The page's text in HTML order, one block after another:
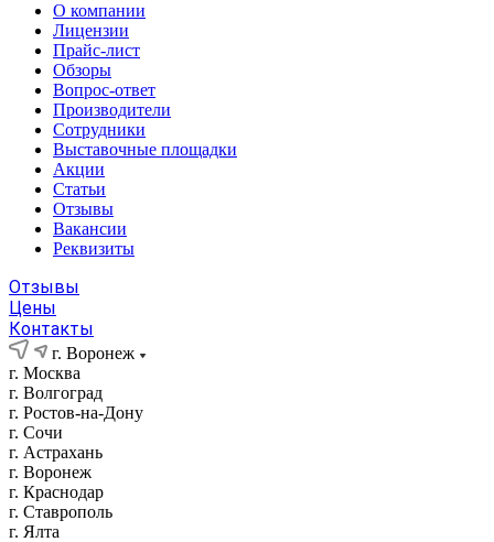
О компании
Лицензии
Прайс-лист
Обзоры
Вопрос-ответ
Производители
Сотрудники
Выставочные площадки
Акции
Статьи
Отзывы
Вакансии
Реквизиты
Отзывы
Цены
Контакты
г. Воронеж
г. Москва
г. Волгоград
г. Ростов-на-Дону
г. Сочи
г. Астрахань
г. Воронеж
г. Краснодар
г. Ставрополь
г. Ялта